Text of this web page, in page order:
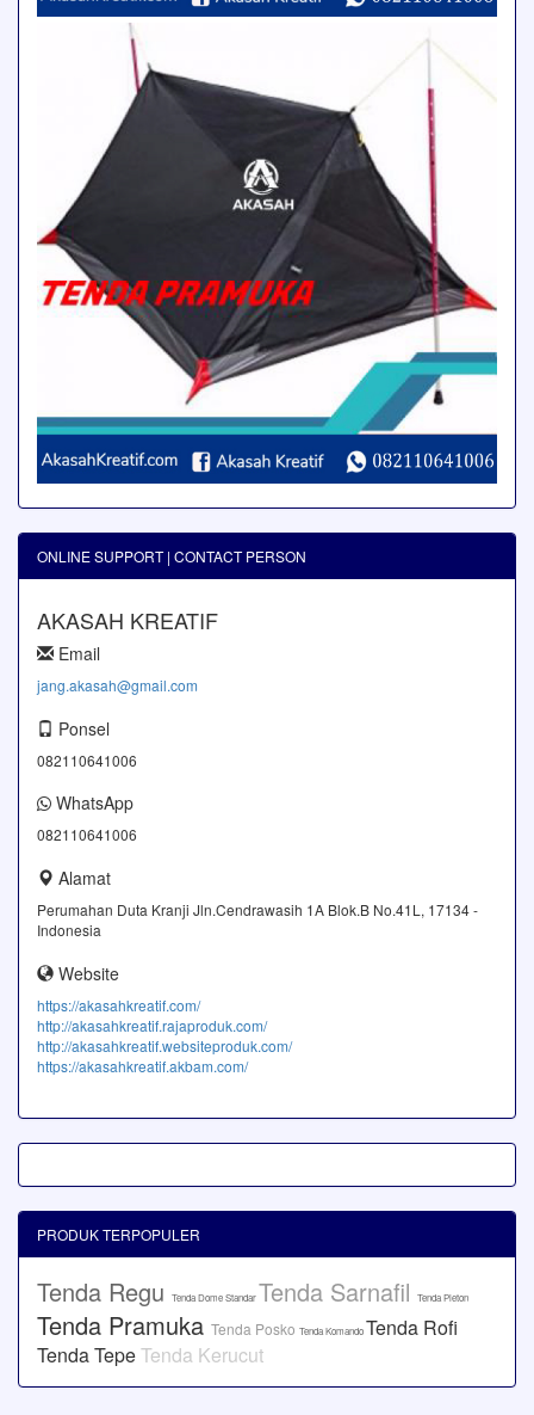
ONLINE SUPPORT | CONTACT PERSON
AKASAH KREATIF
Email
jang.akasah@gmail.com
Ponsel
082110641006
WhatsApp
082110641006
Alamat
Perumahan Duta Kranji Jln.Cendrawasih 1A Blok.B No.41L, 17134 -
Indonesia
Website
https://akasahkreatif.com/
http://akasahkreatif.rajaproduk.com/
http://akasahkreatif.websiteproduk.com/
https://akasahkreatif.akbam.com/
PRODUK TERPOPULER
Tenda Regu Tenda Dome StandarTenda Sarnafil Tenda Pleton
Tenda Pramuka Tenda Posko Tenda KomandoTenda Rofi
Tenda TepeTenda Kerucut